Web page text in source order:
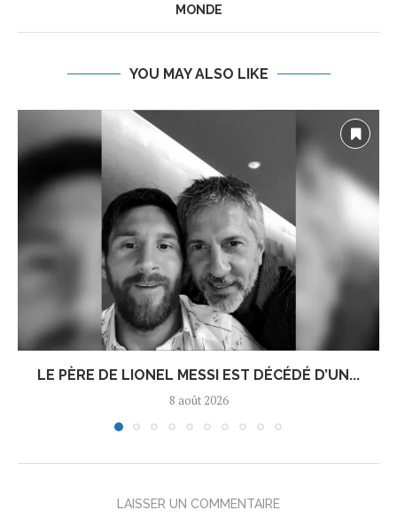
MONDE
YOU MAY ALSO LIKE
LE PÈRE DE LIONEL MESSI EST DÉCÉDÉ D’UN...
8 août 2026
LAISSER UN COMMENTAIRE